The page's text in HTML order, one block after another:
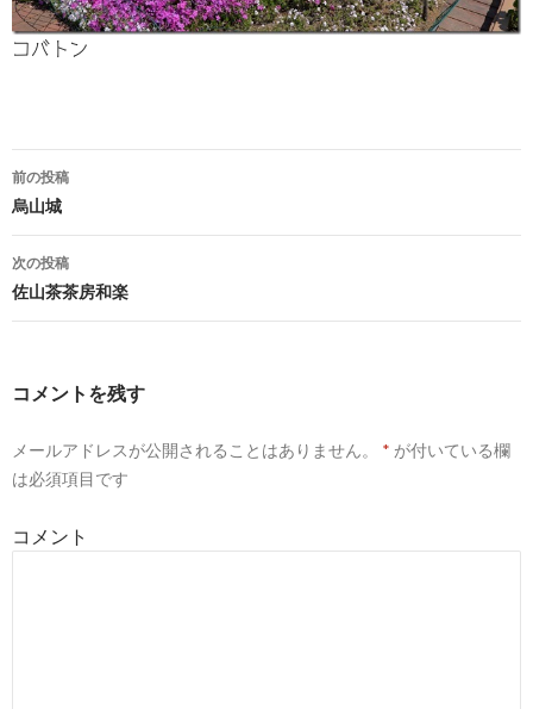
コバトン
投
稿
ナ
シ
ン
前の投稿
烏山城
次の投稿
佐山茶茶房和楽
コメントを残す
メールアドレスが公開されることはありません。 * が付いている欄
は必須項目です
コメント